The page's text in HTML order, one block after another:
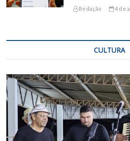
Redação 4 de
CULTURA